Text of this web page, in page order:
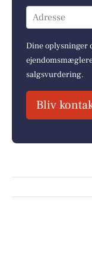
Adresse
Dine oplysninger
salgsvurdering.
Bliv